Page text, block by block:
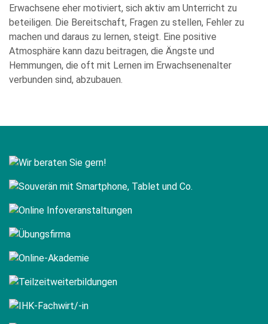
Erwachsene eher motiviert, sich aktiv am Unterricht zu
beteiligen. Die Bereitschaft, Fragen zu stellen, Fehler zu
machen und daraus zu lernen, steigt. Eine positive
Atmosphäre kann dazu beitragen, die Ängste und
Hemmungen, die oft mit Lernen im Erwachsenenalter
verbunden sind, abzubauen.